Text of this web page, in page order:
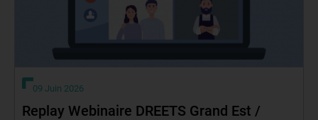
09 Juin 2026
Replay Webinaire DREETS Grand Est /